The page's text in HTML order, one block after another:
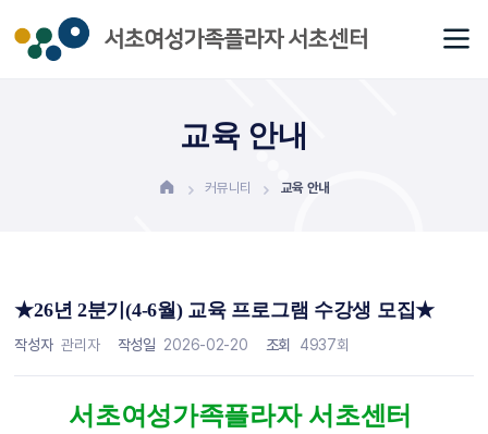
교육 안내
커뮤니티 교육 안내
★26년 2분기(4-6월) 교육 프로그램 수강생 모집★
작성자 관리자 작성일 2026-02-20 조회 4937회
서초여성가족플라자 서초센터